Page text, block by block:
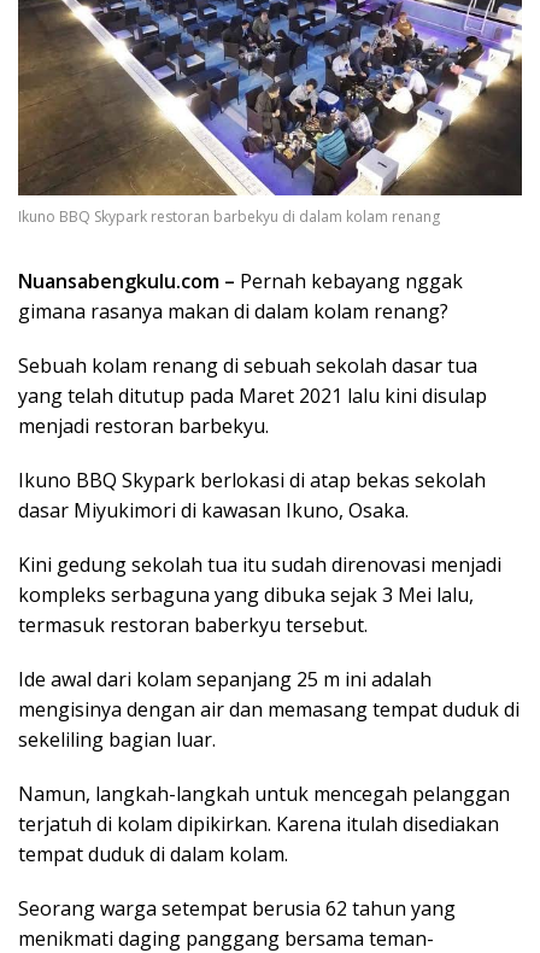
Ikuno BBQ Skypark restoran barbekyu di dalam kolam renang
Nuansabengkulu.com – Pernah kebayang nggak
gimana rasanya makan di dalam kolam renang?
Sebuah kolam renang di sebuah sekolah dasar tua
yang telah ditutup pada Maret 2021 lalu kini disulap
menjadi restoran barbekyu.
Ikuno BBQ Skypark berlokasi di atap bekas sekolah
dasar Miyukimori di kawasan Ikuno, Osaka.
Kini gedung sekolah tua itu sudah direnovasi menjadi
kompleks serbaguna yang dibuka sejak 3 Mei lalu,
termasuk restoran baberkyu tersebut.
Ide awal dari kolam sepanjang 25 m ini adalah
mengisinya dengan air dan memasang tempat duduk di
sekeliling bagian luar.
Namun, langkah-langkah untuk mencegah pelanggan
terjatuh di kolam dipikirkan. Karena itulah disediakan
tempat duduk di dalam kolam.
Seorang warga setempat berusia 62 tahun yang
menikmati daging panggang bersama teman-